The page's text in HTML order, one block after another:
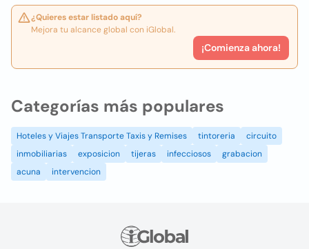
¿Quieres estar listado aquí?
Mejora tu alcance global con iGlobal.
¡Comienza ahora!
Categorías más populares
Hoteles y Viajes Transporte Taxis y Remises tintoreria
circuito
inmobiliarias
exposicion tijeras infecciosos
grabacion
acuna
intervencion